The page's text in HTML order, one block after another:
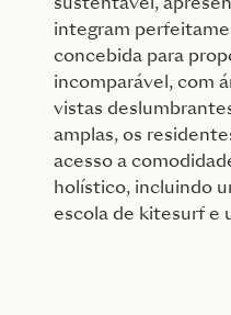
sustentável,
integram
concebida para
incomparável, com
vistas
amplas, os
acesso a
holístico, incluindo
escola de kitesurf e